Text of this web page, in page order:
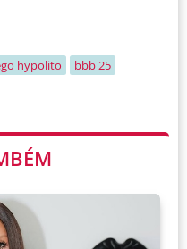
hypolito bbb 25